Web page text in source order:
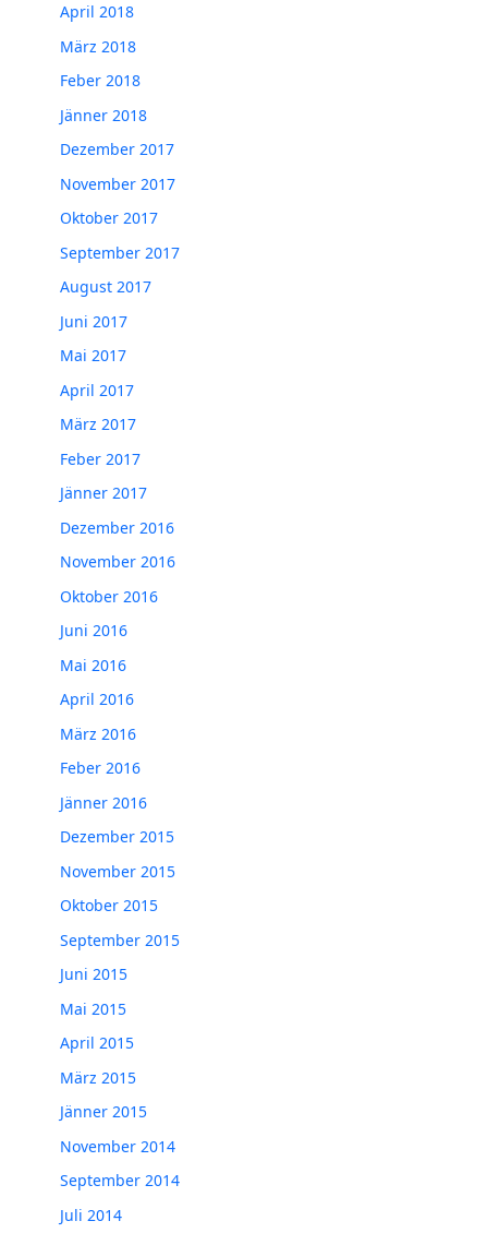
April 2018
März 2018
Feber 2018
Jänner 2018
Dezember 2017
November 2017
Oktober 2017
September 2017
August 2017
Juni 2017
Mai 2017
April 2017
März 2017
Feber 2017
Jänner 2017
Dezember 2016
November 2016
Oktober 2016
Juni 2016
Mai 2016
April 2016
März 2016
Feber 2016
Jänner 2016
Dezember 2015
November 2015
Oktober 2015
September 2015
Juni 2015
Mai 2015
April 2015
März 2015
Jänner 2015
November 2014
September 2014
Juli 2014